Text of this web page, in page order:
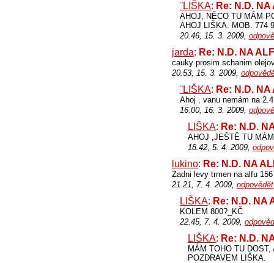
¨LIŠKA: Re: N.D.
AHOJ, NĚCO TU MÁM
AHOJ LIŠKA. MOB. 774
20.46, 15. 3. 2009,
jarda: Re: N.D. NA
cauky prosim schanim
20.53, 15. 3. 2009,
¨LIŠKA: Re: N.D.
Ahoj , vanu nemám na
16.00, 16. 3. 2009,
LIŠKA: Re: N.D.
AHOJ ,JEŠTĚ TU
18.42, 5. 4. 2009,
lukino: Re: N.D. NA
Zadni levy trmen na alfu
21.21, 7. 4. 2009, odpovědět
LIŠKA: Re: N.D. NA
KOLEM 800?_KČ
22.45, 7. 4. 2009,
LIŠKA: Re: N.D.
MÁM TOHO TU
POZDRAVEM LIŠKA.